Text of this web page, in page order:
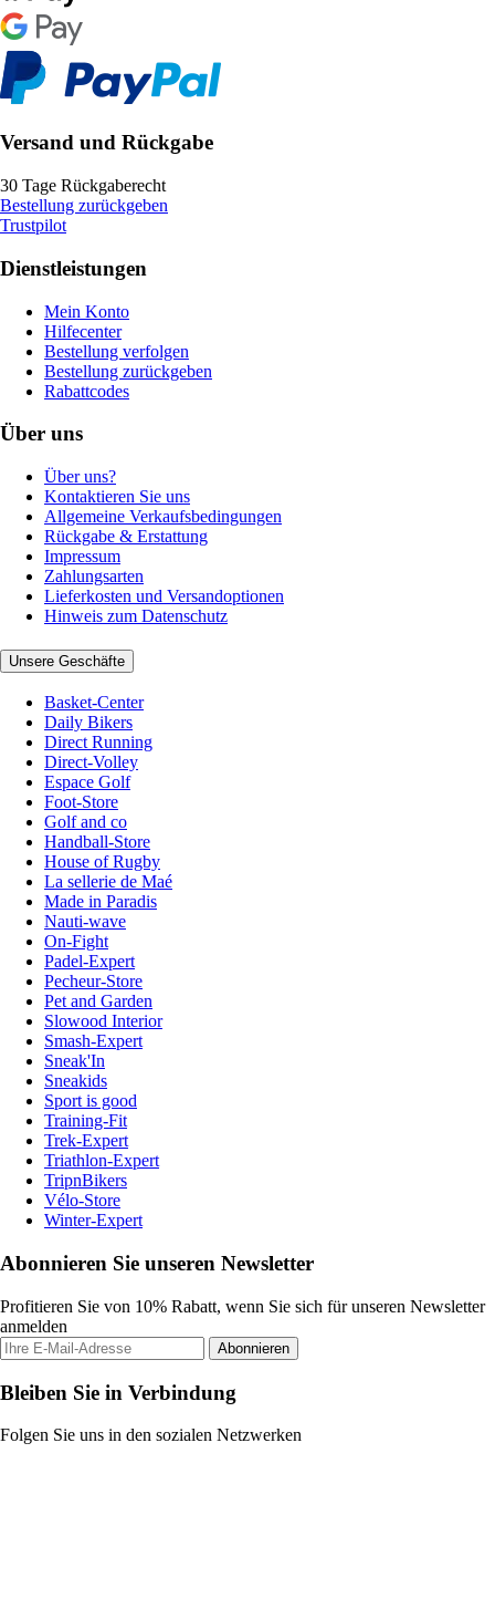
Versand und Rückgabe
30 Tage Rückgaberecht
Bestellung zurückgeben
Trustpilot
Dienstleistungen
Mein Konto
Hilfecenter
Bestellung verfolgen
Bestellung zurückgeben
Rabattcodes
Über uns
Über uns?
Kontaktieren Sie uns
Allgemeine Verkaufsbedingungen
Rückgabe & Erstattung
Impressum
Zahlungsarten
Lieferkosten und Versandoptionen
Hinweis zum Datenschutz
Unsere Geschäfte
Basket-Center
Daily Bikers
Direct Running
Direct-Volley
Espace Golf
Foot-Store
Golf and co
Handball-Store
House of Rugby
La sellerie de Maé
Made in Paradis
Nauti-wave
On-Fight
Padel-Expert
Pecheur-Store
Pet and Garden
Slowood Interior
Smash-Expert
Sneak'In
Sneakids
Sport is good
Training-Fit
Trek-Expert
Triathlon-Expert
TripnBikers
Vélo-Store
Winter-Expert
Abonnieren Sie unseren Newsletter
Profitieren Sie von 10% Rabatt, wenn Sie sich für unseren Newsletter
anmelden
Abonnieren
Bleiben Sie in Verbindung
Folgen Sie uns in den sozialen Netzwerken